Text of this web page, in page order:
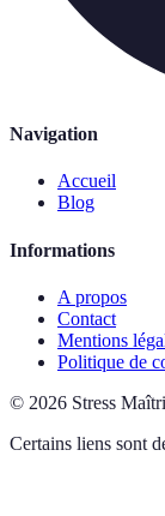
Navigation
Accueil
Blog
Informations
A propos
Contact
Mentions
Politique de
© 2026 Stress
Certains liens sont